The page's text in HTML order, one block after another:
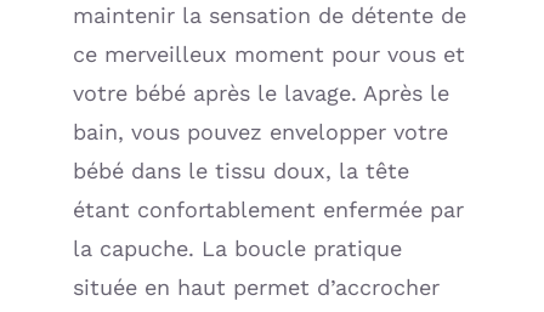
maintenir la sensation de détente de
ce merveilleux moment pour vous et
votre bébé après le lavage. Après le
bain, vous pouvez envelopper votre
bébé dans le tissu doux, la tête
étant confortablement enfermée par
la capuche. La boucle pratique
située en haut permet d’accrocher